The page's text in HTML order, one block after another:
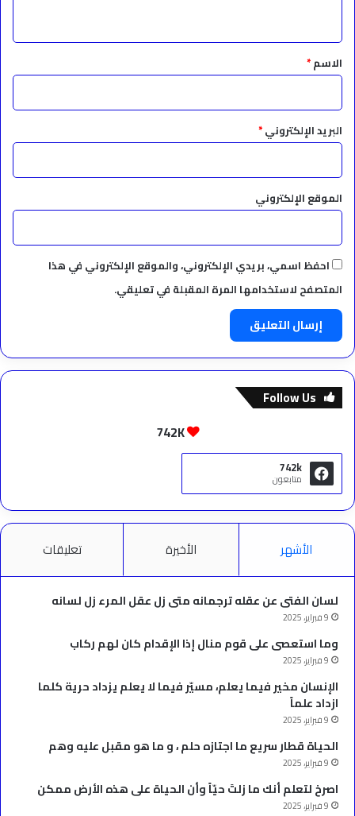
*الاسم*
البريد الإلكتروني*
الموقع الإلكتروني
احفظ اسمي، بريدي الإلكتروني، والموقع الإلكتروني في هذا
المتصفح لاستخدامها المرة المقبلة في تعليقي.
Follow Us
742K
742k
متابعون
الأشهر الأخيرة تعليقات
لسان الفتى عن عقله ترجمانه متى زل عقل المرء زل لسانه
9 فبراير، 2025
وما استعصى على قوم منال إذا الإقدام كان لهم ركاب
9 فبراير، 2025
الإنسان مخير فيما يعلم، مسيّر فيما لا يعلم يزداد حرية كلما
ازداد علماً
9 فبراير، 2025
الحياة قطار سريع ما اجتازه حلم ، و ما هو مقبل عليه وهم
9 فبراير، 2025
‫اصرخ لتعلم أنك ما زلتَ حيّاً وأن الحياة على هذه الأرض ممكن
9 فبراير، 2025